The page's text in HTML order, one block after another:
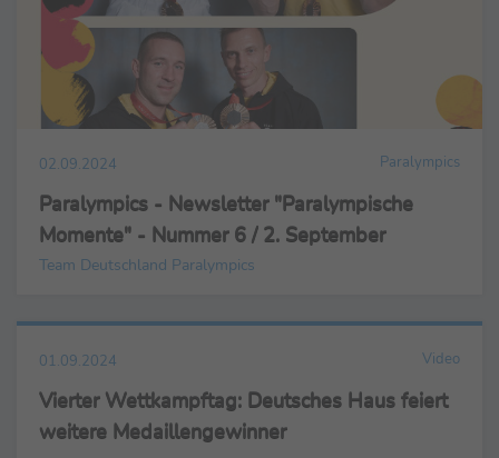
02.09.2024 Paralympics
Paralympics - Newsletter "Paralympische
Momente" - Nummer 6 / 2. September
Team Deutschland Paralympics
01.09.2024 Video
Vierter Wettkampftag: Deutsches Haus feiert
weitere Medaillengewinner